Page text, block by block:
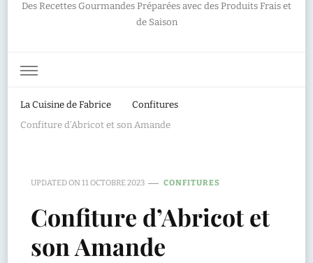
Des Recettes Gourmandes Préparées avec des Produits Frais et
de Saison
La Cuisine de Fabrice
Confitures
Confiture d’Abricot et son Amande
UPDATED ON11 OCTOBRE 2023 CONFITURES
Confiture d’Abricot et
son Amande